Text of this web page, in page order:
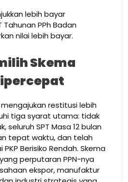
lebih bayar
PPh Badan
nilai lebih bayar.
Skema
restitusi lebih
tiga syarat utama: tidak
seluruh SPT Masa 12 bulan
tepat waktu, dan telah
Berisiko Rendah. Skema
perputaran PPN-nya
ekspor, manufaktur